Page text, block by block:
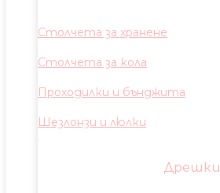
Столчета за хранене
Столчета за кола
Проходилки и бънджита
Шезлонзи и люлки
Дрешки